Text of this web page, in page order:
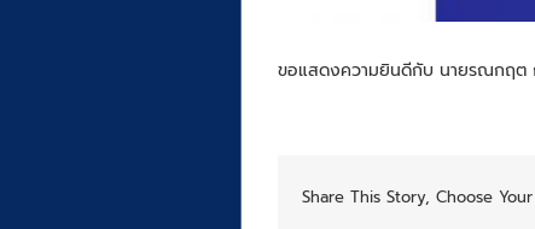
ขอแสดงความยินดีกับ นายรณกฤต
Share This Story, Choose